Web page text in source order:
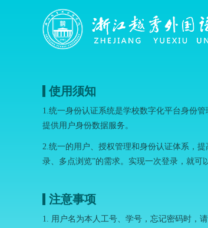
使用须知
1.统一身份认证系统是学校数字化平台身份
提供用户身份数据服务。
2.统一的用户、授权管理和身份认证体系，
录、多点浏览”的需求。实现一次登录，就可
注意事项
1. 用户名为本人工号、学号，忘记密码时，